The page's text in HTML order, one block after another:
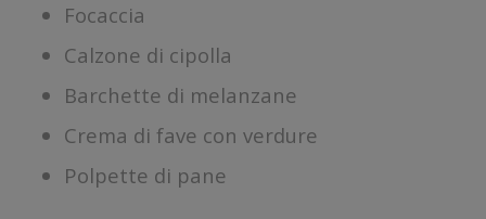
Focaccia
Calzone di cipolla
Barchette di melanzane
Crema di fave con verdure
Polpette di pane